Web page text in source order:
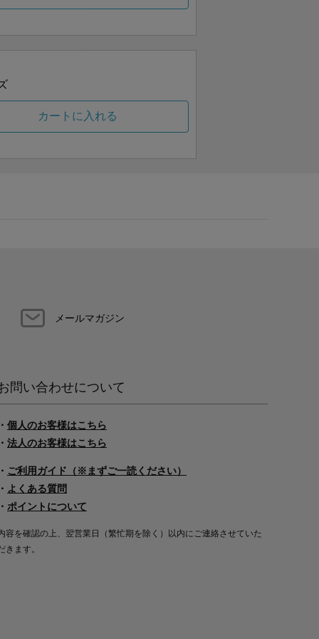
カートに入れる
メールマガジン
問い合わせについて
・ 個人のお客様はこちら
・ 法人のお客様はこちら
・ ご利用ガイド（※まずご一読ください）
・ よくある質問
・ ポイントについて
容を確認の上、翌営業日（繁忙期を除く）以内にご連絡させていた
きます。